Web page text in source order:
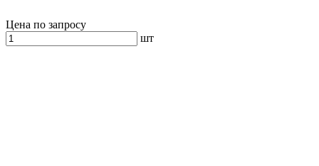
Цена по запросу
шт